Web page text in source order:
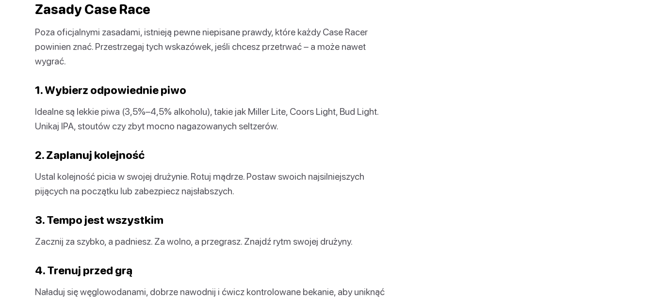
Zasady Case Race
Poza oficjalnymi zasadami, istnieją pewne niepisane prawdy, które każdy Case Racer
powinien znać. Przestrzegaj tych wskazówek, jeśli chcesz przetrwać – a może nawet
wygrać.
1. Wybierz odpowiednie piwo
Idealne są lekkie piwa (3,5%–4,5% alkoholu), takie jak Miller Lite, Coors Light, Bud Light.
Unikaj IPA, stoutów czy zbyt mocno nagazowanych seltzerów.
2. Zaplanuj kolejność
Ustal kolejność picia w swojej drużynie. Rotuj mądrze. Postaw swoich najsilniejszych
pijących na początku lub zabezpiecz najsłabszych.
3. Tempo jest wszystkim
Zacznij za szybko, a padniesz. Za wolno, a przegrasz. Znajdź rytm swojej drużyny.
4. Trenuj przed grą
Naładuj się węglowodanami, dobrze nawodnij i ćwicz kontrolowane bekanie, aby uniknąć